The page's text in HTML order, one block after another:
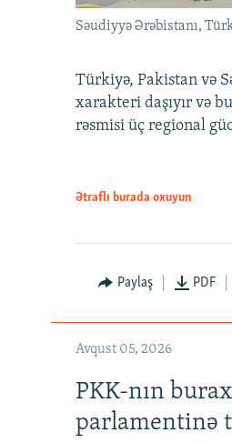
Səudiyyə Ərəbistanı,
Türkiyə, Pakistan və
xarakteri daşıyır və
rəsmisi üç regional
Ətraflı burada oxuyun
Paylaş PDF
Avqust 05, 2026
PKK-nın
parlamentinə